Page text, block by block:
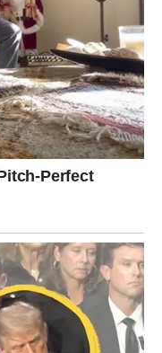
ili vijest koja bi
ikada prije.
vaš život
perioda